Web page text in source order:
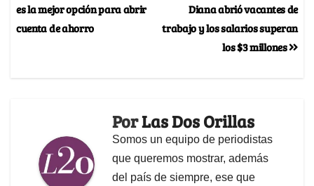
Diana abrió vacantes de
trabajo y los salarios superan
los $3 millones
es la mejor opción para abrir
cuenta de ahorro
PorLas Dos Orillas
Somos un equipo de periodistas
que queremos mostrar, además
del país de siempre, ese que